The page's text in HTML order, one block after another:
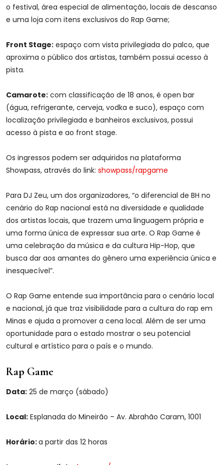
o festival, área especial de alimentação, locais de descanso
e uma loja com itens exclusivos do Rap Game;
Front Stage: espaço com vista privilegiada do palco, que
aproxima o público dos artistas, também possui acesso à
pista.
Camarote: com classificação de 18 anos, é open bar
(água, refrigerante, cerveja, vodka e suco), espaço com
localização privilegiada e banheiros exclusivos, possui
acesso à pista e ao front stage.
Os ingressos podem ser adquiridos na plataforma
Showpass, através do link: showpass/rapgame
Para DJ Zeu, um dos organizadores, “o diferencial de BH no
cenário do Rap nacional está na diversidade e qualidade
dos artistas locais, que trazem uma linguagem própria e
uma forma única de expressar sua arte. O Rap Game é
uma celebração da música e da cultura Hip-Hop, que
busca dar aos amantes do gênero uma experiência única e
inesquecível”.
O Rap Game entende sua importância para o cenário local
e nacional, já que traz visibilidade para a cultura do rap em
Minas e ajuda a promover a cena local. Além de ser uma
oportunidade para o estado mostrar o seu potencial
cultural e artístico para o país e o mundo.
Rap Game
Data: 25 de março (sábado)
Local: Esplanada do Mineirão – Av. Abrahão Caram, 1001
Horário:a partir das 12 horas